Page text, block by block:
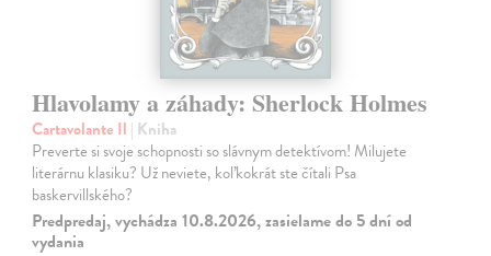
Hlavolamy a záhady: Sherlock Holmes
Cartavolante Il | Kniha
Preverte si svoje schopnosti so slávnym detektívom! Milujete
literárnu klasiku? Už neviete, koľkokrát ste čítali Psa
baskervillského?
Predpredaj, vychádza 10.8.2026, zasielame do 5 dní od
vydania